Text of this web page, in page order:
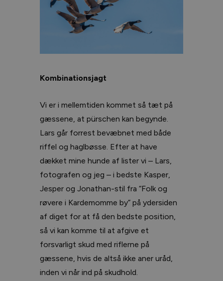
Kombinationsjagt
Vi er i mellemtiden kommet så tæt på
gæssene, at pürschen kan begynde.
Lars går forrest bevæbnet med både
riffel og haglbøsse. Efter at have
dækket mine hunde af lister vi – Lars,
fotografen og jeg – i bedste Kasper,
Jesper og Jonathan-stil fra “Folk og
røvere i Kardemomme by” på ydersiden
af diget for at få den bedste position,
så vi kan komme til at afgive et
forsvarligt skud med riflerne på
gæssene, hvis de altså ikke aner uråd,
inden vi når ind på skudhold.